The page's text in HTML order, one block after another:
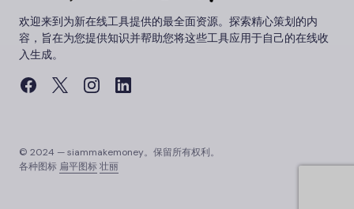
欢迎来到为新在线工具提供的最全面资源。探索精心策划的内
容，旨在为您提供知识并帮助您将这些工具应用于自己的在线收
入生成。
© 2024 — siammakemoney。保留所有权利。
各种图标 扁平图标 壮丽